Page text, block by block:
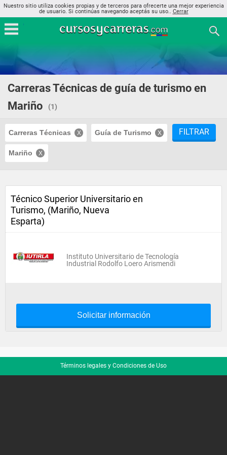
Nuestro sitio utiliza cookies propias y de terceros para ofrecerte una mejor experiencia
de usuario. Si continúas navegando aceptás su uso.. Cerrar
Carreras Técnicas de guía de turismo en
Mariño
(1)
Carreras Técnicas Guía de Turismo
Mariño
FILTRAR
Técnico Superior Universitario en
Turismo, (Mariño, Nueva
Esparta)
Instituto Universitario de Tecnología
Industrial Rodolfo Loero Arismendi
Solicitar información
Términos legales y Condiciones de Uso